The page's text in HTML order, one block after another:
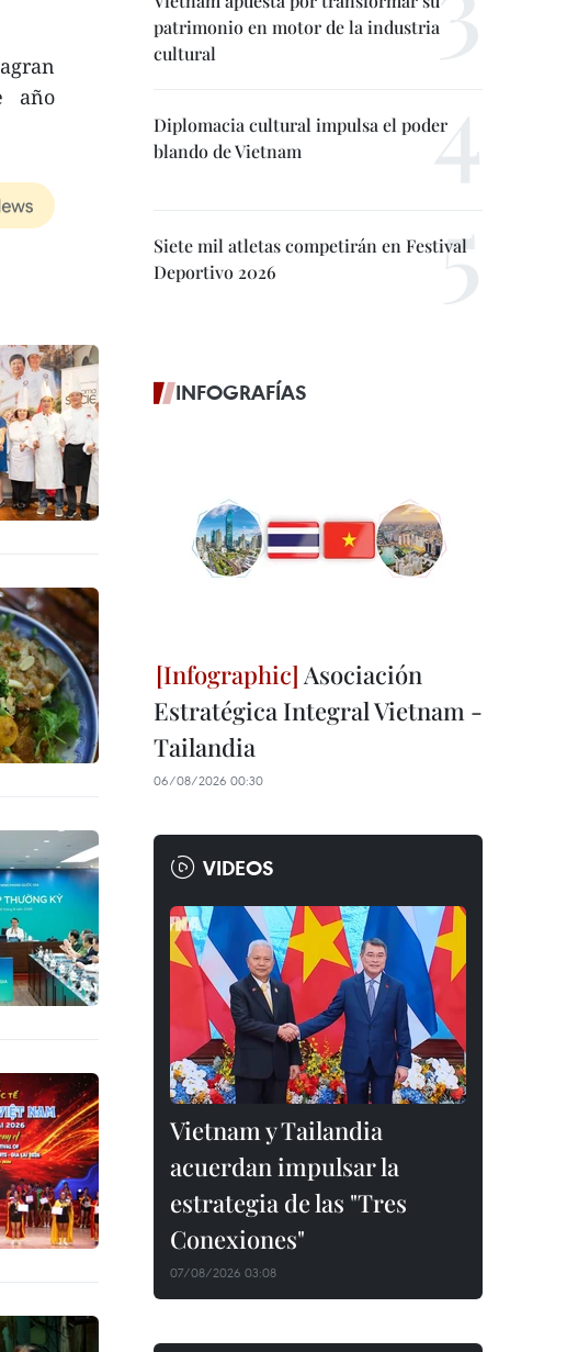
año
patrimonio en motor de la industria
cultural
Diplomacia cultural impulsa el poder
blando de Vietnam
Siete mil atletas competirán en Festival
Deportivo 2026
INFOGRAFÍAS
Asociación
Estratégica Integral Vietnam -
Tailandia
06/08/2026 00:30
VIDEOS
Vietnam y Tailandia
acuerdan impulsar la
estrategia de las "Tres
Conexiones"
07/08/2026 03:08